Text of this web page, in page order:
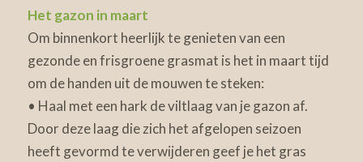
Het gazon in maart
Om binnenkort heerlijk te genieten van een
gezonde en frisgroene grasmat is het in maart tijd
om de handen uit de mouwen te steken:
• Haal met een hark de viltlaag van je gazon af.
Door deze laag die zich het afgelopen seizoen
heeft gevormd te verwijderen geef je het gras